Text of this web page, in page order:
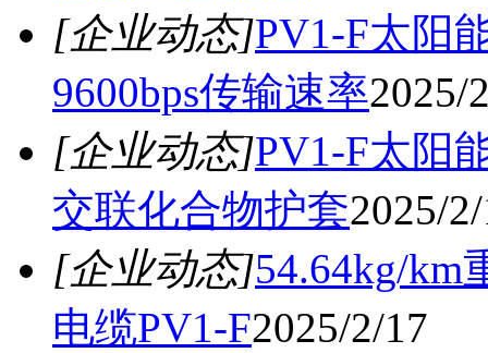
[企业动态]PV1-F太阳
9600bps传输速率2025/
[企业动态]PV1-F太阳
交联化合物护套2025/
[企业动态]54.64kg/km
电缆PV1-F2025/2/17